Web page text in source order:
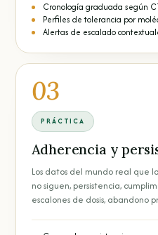
Cronología graduada según
Perfiles de tolerancia por
Alertas de escalado
03
PRÁCTICA
Adherencia y
Los datos del mundo real que
no siguen, persistencia,
escalones de dosis, abandono